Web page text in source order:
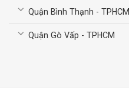
Quận Bình Thạnh - TPHCM
Quận Gò Vấp - TPHCM